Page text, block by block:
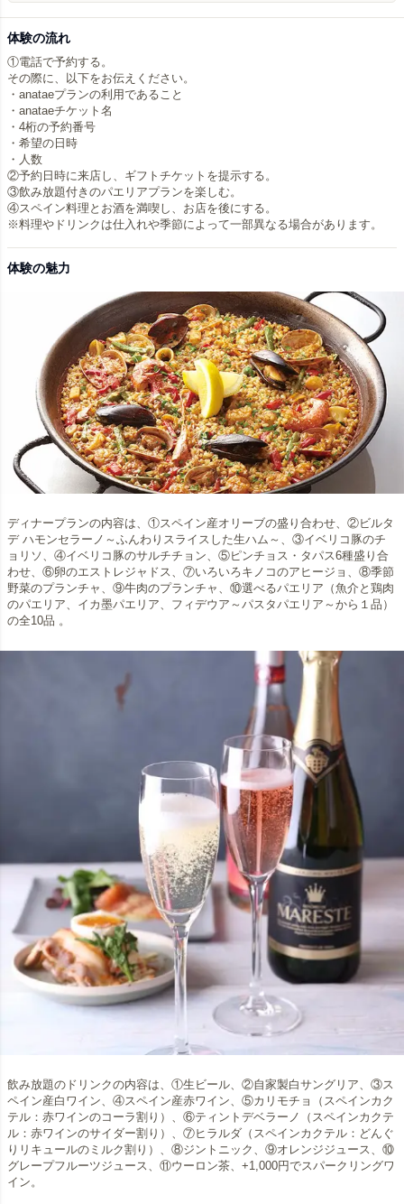
体験の流れ
①電話で予約する。
その際に、以下をお伝えください。
・anataeプランの利用であること
・anataeチケット名
・4桁の予約番号
・希望の日時
・人数
②予約日時に来店し、ギフトチケットを提示する。
③飲み放題付きのパエリアプランを楽しむ。
④スペイン料理とお酒を満喫し、お店を後にする。
体験の魅力
ディナープランの内容は、①スペイン産オリーブの盛り合わせ、②ビルタ
デ ハモンセラーノ～ふんわりスライスした生ハム～、③イベリコ豚のチ
ョリソ、④イベリコ豚のサルチチョン、⑤ピンチョス・タパス6種盛り合
わせ、⑥卵のエストレジャドス、⑦いろいろキノコのアヒージョ、⑧季節
野菜のプランチャ、⑨牛肉のプランチャ、⑩選べるパエリア（魚介と鶏肉
のパエリア、イカ墨パエリア、フィデウア～パスタパエリア～から１品）
の全10品 。
飲み放題のドリンクの内容は、①生ビール、②自家製白サングリア、③ス
ペイン産白ワイン、④スペイン産赤ワイン、⑤カリモチョ（スペインカク
テル：赤ワインのコーラ割り）、⑥ティントデベラーノ（スペインカクテ
ル：赤ワインのサイダー割り）、⑦ヒラルダ（スペインカクテル：どんぐ
りリキュールのミルク割り）、⑧ジントニック、⑨オレンジジュース、⑩
グレープフルーツジュース、⑪ウーロン茶、+1,000円でスパークリングワ
イン。